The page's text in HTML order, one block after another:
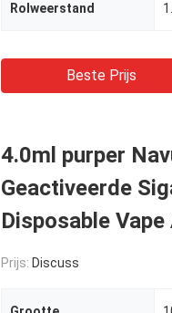
Rolweerstand
Beste Prijs
4.0ml purper
Geactiveerde
Disposable Vape
Prijs: Discuss